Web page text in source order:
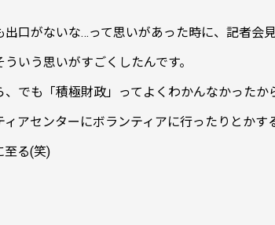
出口がないな…って思いがあった時に、記者会
ういう思いがすごくしたんです。
、でも「積極財政」ってよくわかんなかった
ィアセンターにボランティアに行ったりとかす
至る(笑)